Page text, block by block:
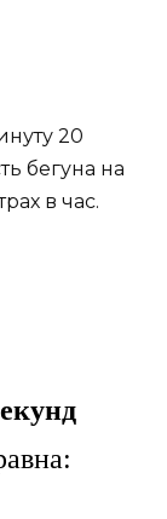
20
бегуна на
в час.